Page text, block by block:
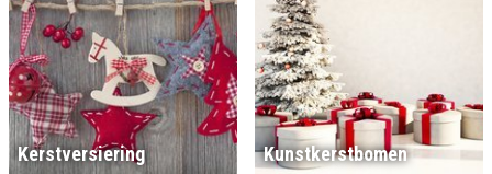
Kerstversiering Kunstkerstbomen